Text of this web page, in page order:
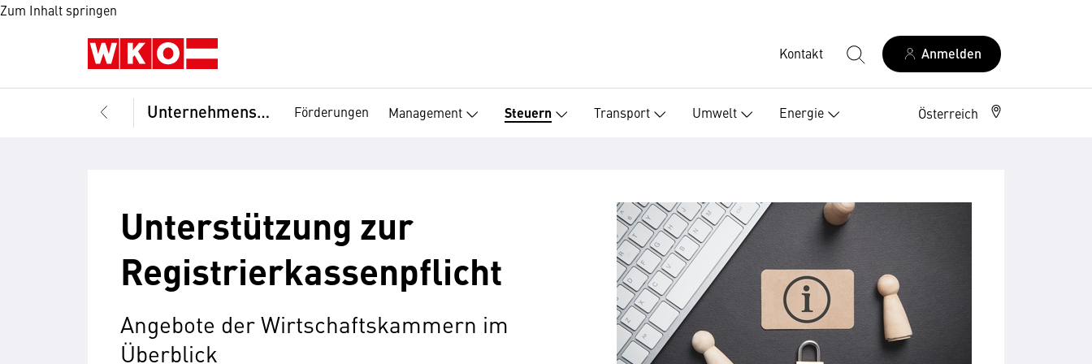
Zum Inhalt springen
Kontakt Anmelden
Unternehmensführung Förderungen Management Steuern Transport Umwelt Energie Österreich
Unterstützung zur
Registrierkassenpflicht
Angebote der Wirtschaftskammern im
Überblick